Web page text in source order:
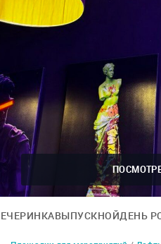
ВЫПУСКНОЙДЕНЬ